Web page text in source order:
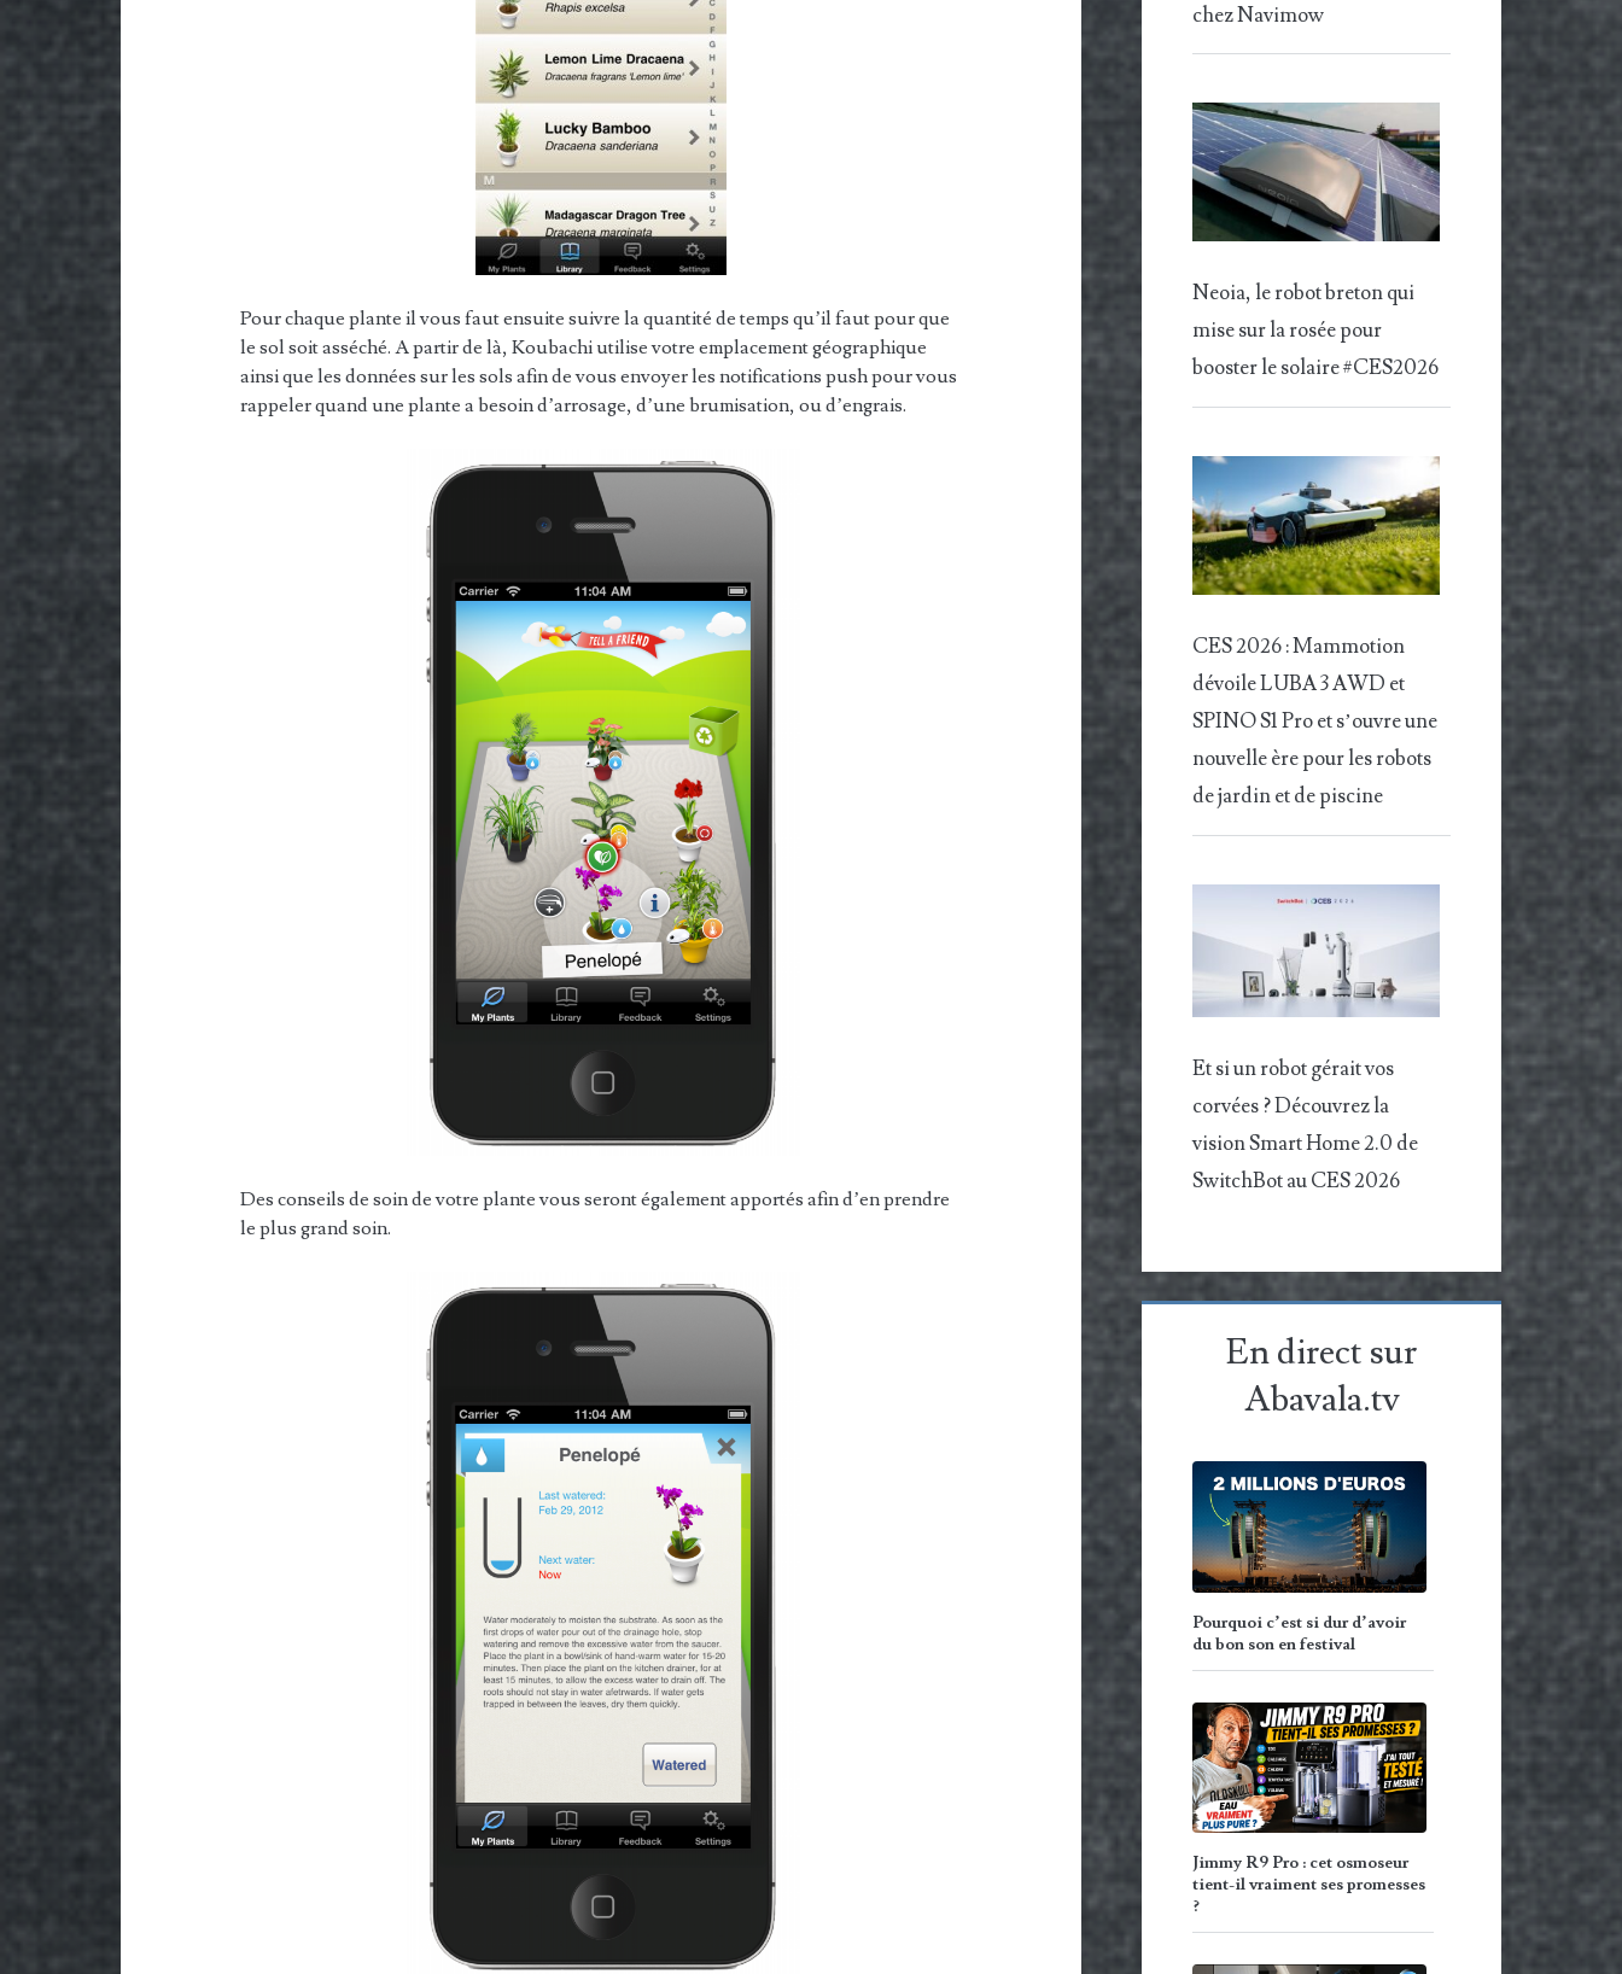
Pour chaque plante il vous faut ensuite suivre la quantité de temps qu’il faut pour que
le sol soit asséché. A partir de là, Koubachi utilise votre emplacement géographique
ainsi que les données sur les sols afin de vous envoyer les notifications push pour vous
rappeler quand une plante a besoin d’arrosage, d’une brumisation, ou d’engrais.
Des conseils de soin de votre plante vous seront également apportés afin d’en prendre
le plus grand soin.
chez Navimow
Neoia, le robot breton qui
mise sur la rosée pour
booster le solaire #CES2026
CES 2026 : Mammotion
dévoile LUBA 3 AWD et
SPINO S1 Pro et s’ouvre une
nouvelle ère pour les robots
de jardin et de piscine
Et si un robot gérait vos
corvées ? Découvrez la
vision Smart Home 2.0 de
SwitchBot au CES 2026
En direct sur
Abavala.tv
Pourquoi c’est si dur d’avoir
du bon son en festival
Jimmy R9 Pro : cet osmoseur
tient-il vraiment ses promesses
?